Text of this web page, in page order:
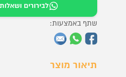
דגם
9006
לבירורים
תיאור מוצר
שתף באמצעות: